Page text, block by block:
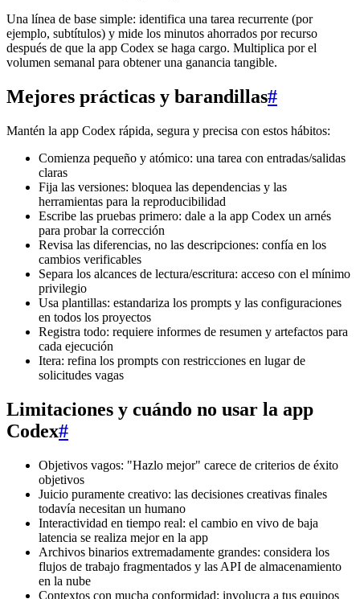
Una línea de base simple: identifica una tarea recurrente (por
ejemplo, subtítulos) y mide los minutos ahorrados por recurso
después de que la app Codex se haga cargo. Multiplica por el
volumen semanal para obtener una ganancia tangible.
Mejores prácticas y barandillas#
Mantén la app Codex rápida, segura y precisa con estos hábitos:
Comienza pequeño y atómico: una tarea con entradas/salidas
claras
Fija las versiones: bloquea las dependencias y las
herramientas para la reproducibilidad
Escribe las pruebas primero: dale a la app Codex un arnés
para probar la corrección
Revisa las diferencias, no las descripciones: confía en los
cambios verificables
Separa los alcances de lectura/escritura: acceso con el mínimo
privilegio
Usa plantillas: estandariza los prompts y las configuraciones
en todos los proyectos
Registra todo: requiere informes de resumen y artefactos para
cada ejecución
Itera: refina los prompts con restricciones en lugar de
solicitudes vagas
Limitaciones y cuándo no usar la app
Codex#
Objetivos vagos: "Hazlo mejor" carece de criterios de éxito
objetivos
Juicio puramente creativo: las decisiones creativas finales
todavía necesitan un humano
Interactividad en tiempo real: el cambio en vivo de baja
latencia se realiza mejor en la app
Archivos binarios extremadamente grandes: considera los
flujos de trabajo fragmentados y las API de almacenamiento
en la nube
Contextos con mucha conformidad: involucra a tus equipos